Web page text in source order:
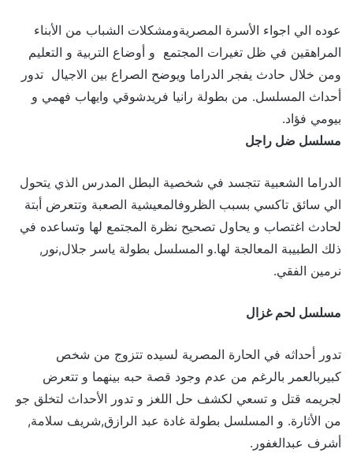
عوده الي اجواء الأسرة المصريةومشكلات الشباب من الأبناء
المراهقين في ظل تغيرات المجتمع و أوضاع التربية و التعليم
ومن خلال حادث يفجر الدراما ويوضح الصراع بين الاجيال تدور
أحداث المسلسل. من بطولة رانيا فريدشوقي وايهاب فهمي و
بيومي فؤاد.
مسلسل ضل راجل
الدراما الشعبية تتجسد في شخصية البطل المدرس الذي يتحول
الي سائق تاكسي بسبب الظروفالمعيشية الصعبة وتتعرض أبتة
لحادث اغتصاب و يحاول تصحيح نظرة المجتمع لها وتساعده في
ذلك الطبيبة المعالجة لها.و المسلسل بطولة ياسر جلال,نور,
نرمين الفقي.
مسلسل لحم غزال
تدور أحداثه في الحارة المصرية لسيده تتزوج من شخص
كبيربالعمر بالرغم من عدم وجود قصة حبه بينهما و تتعرض
لجريمه قتل و تسعي لكشف حل اللغز و تدور الأحداث لتخلق جو
من الأثارة. و المسلسل بطولة غادة عبد الرازق,شريف سلامة,
أشرف عبدالغفور.